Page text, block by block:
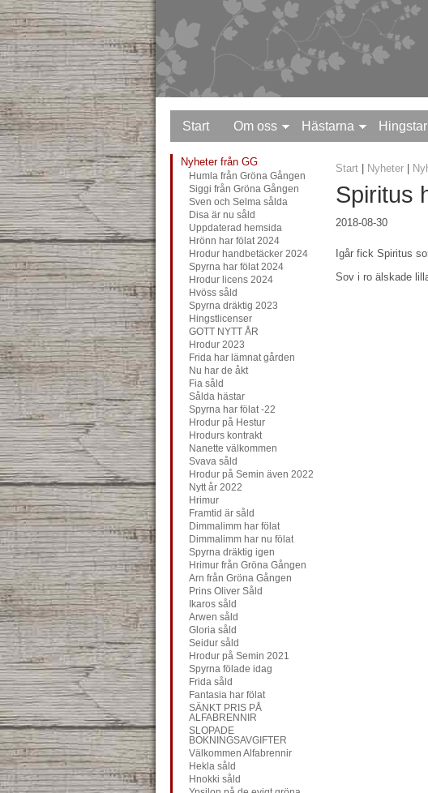
Start Om oss Hästarna
Nyheter från GG
Humla från Gröna Gången
Siggi från Gröna Gången
Sven och Selma sålda
Disa är nu såld
Uppdaterad hemsida
Hrönn har fölat 2024
Hrodur handbetäcker 2024
Spyrna har fölat 2024
Hrodur licens 2024
Hvöss såld
Spyrna dräktig 2023
Hingstlicenser
GOTT NYTT ÅR
Hrodur 2023
Frida har lämnat gården
Nu har de åkt
Fia såld
Sålda hästar
Spyrna har fölat -22
Hrodur på Hestur
Hrodurs kontrakt
Nanette välkommen
Svava såld
Hrodur på Semin även 2022
Nytt år 2022
Hrimur
Framtid är såld
Dimmalimm har fölat
Dimmalimm har nu fölat
Spyrna dräktig igen
Hrimur från Gröna Gången
Arn från Gröna Gången
Prins Oliver Såld
Ikaros såld
Arwen såld
Gloria såld
Seidur såld
Hrodur på Semin 2021
Spyrna fölade idag
Frida såld
Fantasia har fölat
SÄNKT PRIS PÅ
ALFABRENNIR
SLOPADE
BOKNINGSAVGIFTER
Välkommen Alfabrennir
Hekla såld
Hnokki såld
Start| Nyheter|
Spiritus
2018-08-30
Igår fick Spiritus
Sov i ro älskade